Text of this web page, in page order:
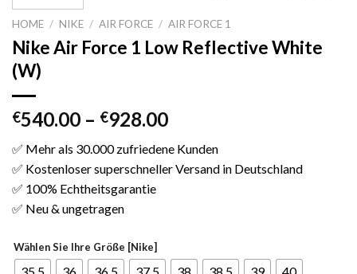
HOME / NIKE / AIR FORCE / AIR FORCE 1
Nike Air Force 1 Low Reflective White
(W)
€540.00 – €928.00
✅ Mehr als 30.000 zufriedene Kunden
✅ Kostenloser superschneller Versand in Deutschland
✅ 100% Echtheitsgarantie
✅ Neu & ungetragen
Wählen Sie Ihre Größe [Nike]